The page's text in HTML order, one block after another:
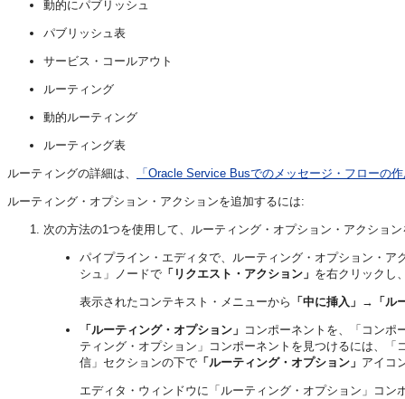
動的にパブリッシュ
パブリッシュ表
サービス・コールアウト
ルーティング
動的ルーティング
ルーティング表
ルーティングの詳細は、 「Oracle Service Busでのメッセージ・フローの
ルーティング・オプション・アクションを追加するには:
次の方法の1つを使用して、ルーティング・オプション・アクショ
パイプライン・エディタで、ルーティング・オプション・
シュ」ノードで 「リクエスト・アクション」 を右クリックし
表示されたコンテキスト・メニューから 「中に挿入」 → 「ル
「ルーティング・オプション」 コンポーネントを、「コンポ
ティング・オプション」コンポーネントを見つけるには、
信」セクションの下で 「ルーティング・オプション」 アイコ
エディタ・ウィンドウに「ルーティング・オプション」コ